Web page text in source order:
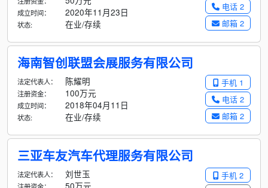
电话 2
邮箱 2
成立时间： 2020年11月23日
状态: 在业/存续
海南智创联盟会展服务有限公司
手机 1
电话 2
邮箱 2
法定代表人： 陈耀明
注册资金： 100万元
成立时间： 2018年04月11日
状态: 在业/存续
三亚车友汽车代理服务有限公司
手机 2
法定代表人： 刘世玉
50万元